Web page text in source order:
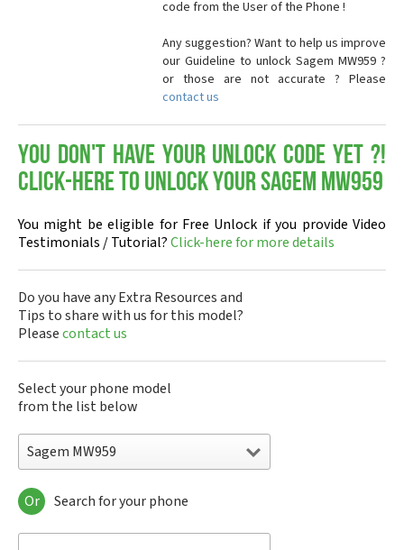
code from the User of the Phone !
Any suggestion? Want to help us improve
our Guideline to unlock Sagem MW959 ?
or those are not accurate ? Please
contact us
You don't have your Unlock Code yet ?!
Click-here to Unlock your Sagem MW959
You might be eligible for Free Unlock if you provide Video
Testimonials / Tutorial?Click-here for more details
Do you have any Extra Resources and
Tips to share with us for this model?
Pleasecontact us
Select your phone model
from the list below
Sagem MW959
Sagem DMC830
Sagem F@st 840
Or Search for your phone